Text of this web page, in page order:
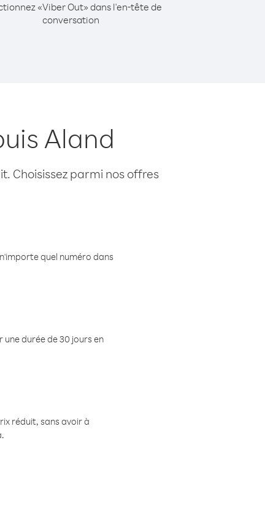
«Viber Out» dans l'en-tête de
conversation
Aland
Choisissez parmi nos offres
quel numéro dans
durée de 30 jours en
réduit, sans avoir à